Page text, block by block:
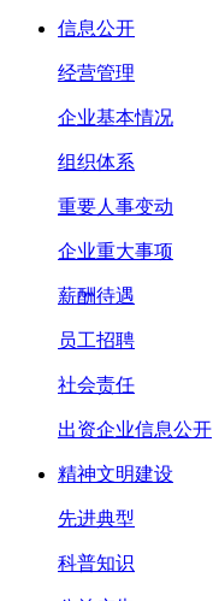
信息公开
经营管理
企业基本情况
组织体系
重要人事变动
企业重大事项
薪酬待遇
员工招聘
社会责任
出资企业信息公开
精神文明建设
先进典型
科普知识